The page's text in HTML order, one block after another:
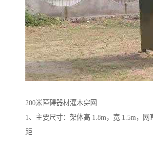
200米障碍器材灌木穿网
1、主要尺寸：架体高 1.8m，宽 1.5m，网
距